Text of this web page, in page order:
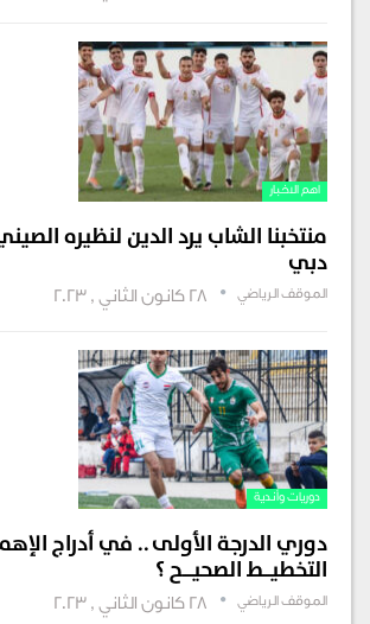
اهم الاخبار
منتخبنا الشاب يرد الدين لنظيره
دبي
الموقف الرياضي 28 كانون الثاني , 2023
دوريات وأندية
دوري الدرجة الأولى .. في أدراج
التخطيـــط الصحيــــح ؟
الموقف الرياضي 28 كانون الثاني , 2023